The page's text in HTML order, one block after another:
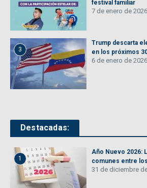
festival familiar
7 de enero de 2026
3
Trump descarta
en los próximos
6 de enero de 2026
Destacadas:
1
Año Nuevo 2026:
comunes entre
31 de diciembre